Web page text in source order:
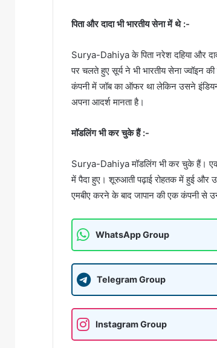
पिता और दादा भी भारतीय सेना में थे :-
Surya-Dahiya के पिता नरेश दहिया और
पर चलते हुए सूर्य ने भी भारतीय सेना ज्वॉइन
कंपनी में जॉब का ऑफर था लेकिन उसने इंडियन
अपना आदर्श मानता है।
मॉडलिंग भी कर चुके हैं :-
Surya-Dahiya मॉडलिंग भी कर चुके हैं। एक
में पैदा हुए। शूरुआती पढ़ाई रोहतक में हुई और
एमबीए करने के बाद जापान की एक कंपनी से
WhatsApp Group
Telegram Group
Instagram Group